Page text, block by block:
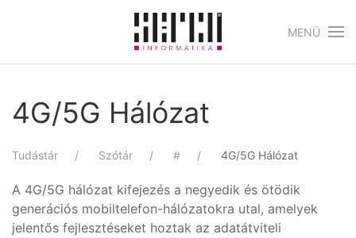
Skip to main content
MENÜ
4G/5G Hálózat
Tudástár Szótár # 4G/5G Hálózat
A 4G/5G hálózat kifejezés a negyedik és ötödik
generációs mobiltelefon-hálózatokra utal, amelyek
jelentős fejlesztéseket hoztak az adatátviteli